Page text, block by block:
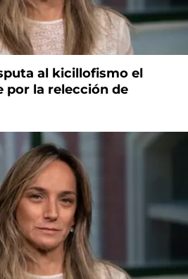
al kicillofismo el
por la relección de